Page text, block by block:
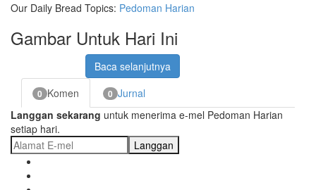
Our Daily Bread Topics: Pedoman Harian
Gambar Untuk Hari Ini
Baca selanjutnya
0 Komen 0 Jurnal
Langgan sekarang untuk menerima e-mel Pedoman Harian
setiap hari.
Langgan